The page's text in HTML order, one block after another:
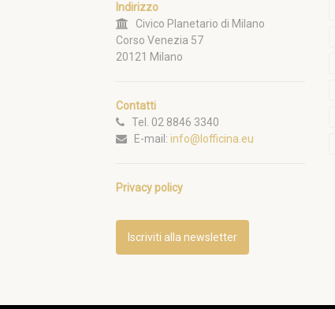
Indirizzo
Civico Planetario di Milano
Corso Venezia 57
20121 Milano
Contatti
Tel. 02 8846 3340
E-mail: info@lofficina.eu
Privacy policy
Iscriviti alla newsletter